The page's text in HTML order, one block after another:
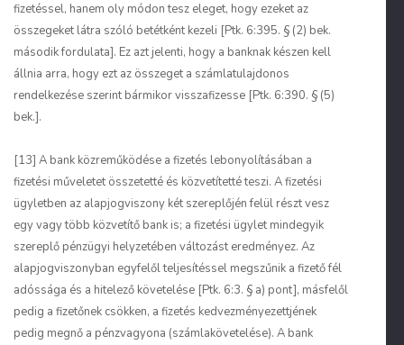
fizetéssel, hanem oly módon tesz eleget, hogy ezeket az
összegeket látra szóló betétként kezeli [Ptk. 6:395. § (2) bek.
második fordulata]. Ez azt jelenti, hogy a banknak készen kell
állnia arra, hogy ezt az összeget a számlatulajdonos
rendelkezése szerint bármikor visszafizesse [Ptk. 6:390. § (5)
bek.].
[13] A bank közreműködése a fizetés lebonyolításában a
fizetési műveletet összetetté és közvetítetté teszi. A fizetési
ügyletben az alapjogviszony két szereplőjén felül részt vesz
egy vagy több közvetítő bank is; a fizetési ügylet mindegyik
szereplő pénzügyi helyzetében változást eredményez. Az
alapjogviszonyban egyfelől teljesítéssel megszűnik a fizető fél
adóssága és a hitelező követelése [Ptk. 6:3. § a) pont], másfelől
pedig a fizetőnek csökken, a fizetés kedvezményezettjének
pedig megnő a pénzvagyona (számlakövetelése). A bank